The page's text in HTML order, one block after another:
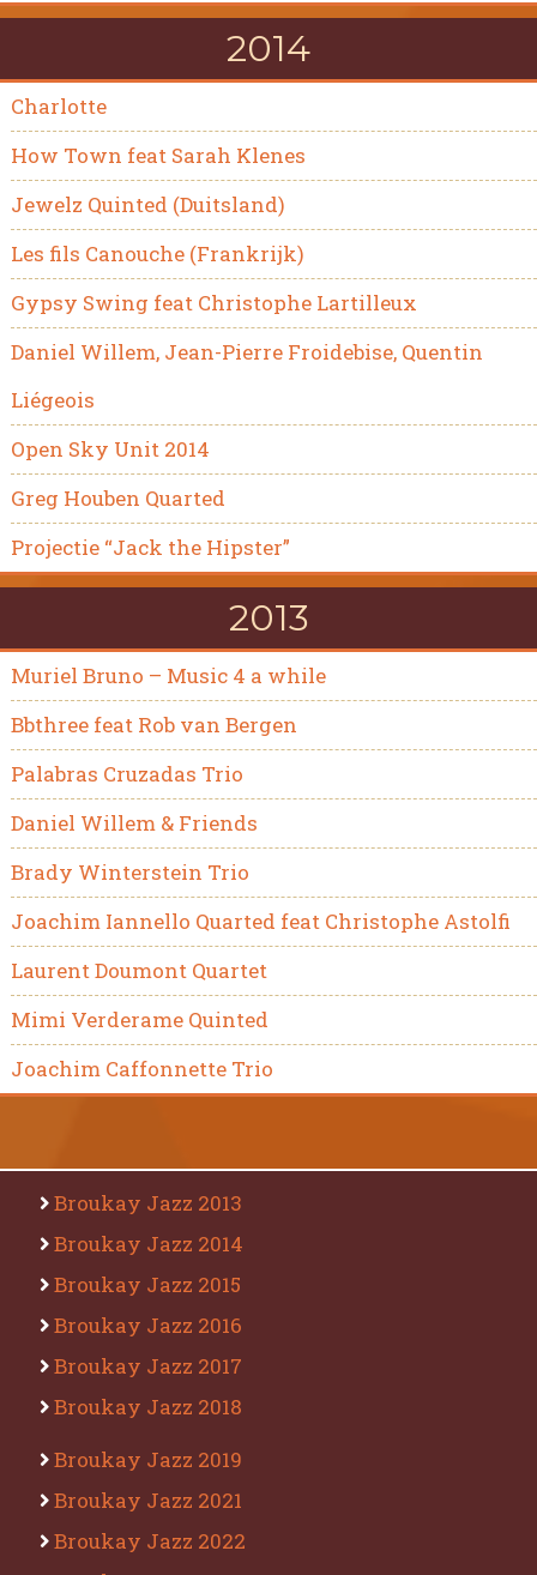
2014
Charlotte
How Town feat Sarah Klenes
Jewelz Quinted (Duitsland)
Les fils Canouche (Frankrijk)
Gypsy Swing feat Christophe Lartilleux
Daniel Willem, Jean-Pierre Froidebise, Quentin
Liégeois
Open Sky Unit 2014
Greg Houben Quarted
Projectie “Jack the Hipster”
2013
Muriel Bruno – Music 4 a while
Bbthree feat Rob van Bergen
Palabras Cruzadas Trio
Daniel Willem & Friends
Brady Winterstein Trio
Joachim Iannello Quarted feat Christophe Astolfi
Laurent Doumont Quartet
Mimi Verderame Quinted
Joachim Caffonnette Trio
Broukay Jazz 2013
Broukay Jazz 2014
Broukay Jazz 2015
Broukay Jazz 2016
Broukay Jazz 2017
Broukay Jazz 2018
Broukay Jazz 2019
Broukay Jazz 2021
Broukay Jazz 2022